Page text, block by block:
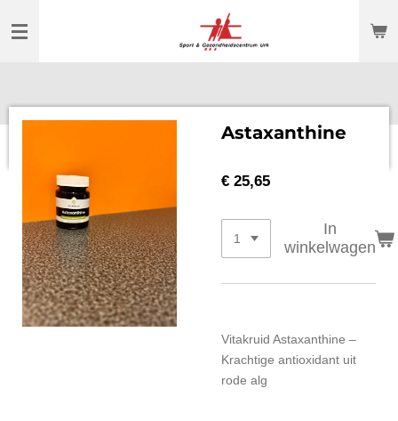
direct
Astaxanthine
€ 25,65
In
winkelwagen
Vitakruid Astaxanthine –
Krachtige antioxidant uit
rode alg